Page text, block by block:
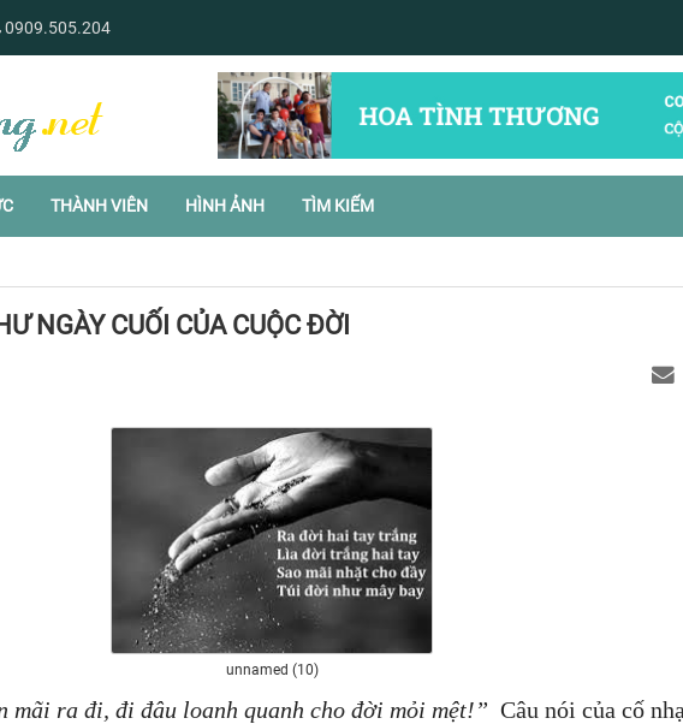
0909.505.204
THÀNH VIÊN HÌNH ẢNH TÌM KIẾM
NGÀY CUỐI CỦA CUỘC ĐỜI
unnamed (10)
mãi ra đi, đi đâu loanh quanh cho đời mỏi mệt!” Câu nói của cố